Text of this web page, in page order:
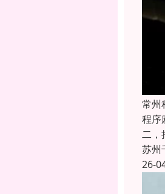
常州
程序
二，
苏州
26-